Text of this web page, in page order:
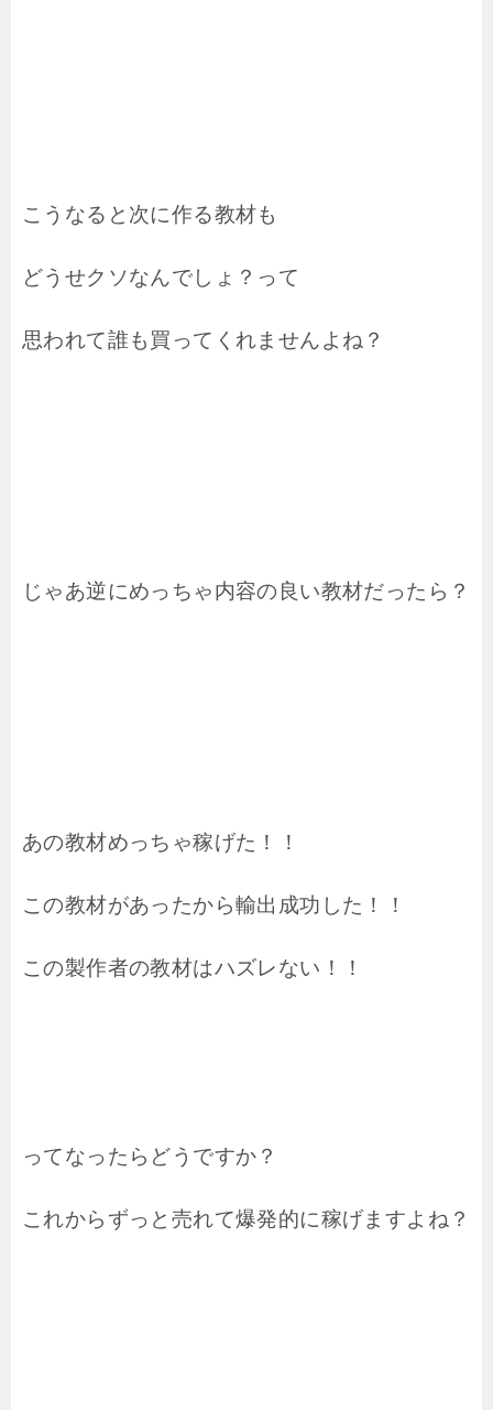
こうなると次に作る教材も
どうせクソなんでしょ？って
思われて誰も買ってくれませんよね？
じゃあ逆にめっちゃ内容の良い教材だったら？
あの教材めっちゃ稼げた！！
この教材があったから輸出成功した！！
この製作者の教材はハズレない！！
ってなったらどうですか？
これからずっと売れて爆発的に稼げますよね？